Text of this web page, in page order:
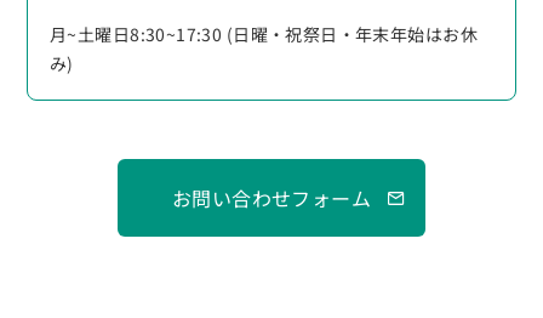
月~土曜日8:30~17:30 (日曜・祝祭日・年末年始はお休
み)
お問い合わせフォーム